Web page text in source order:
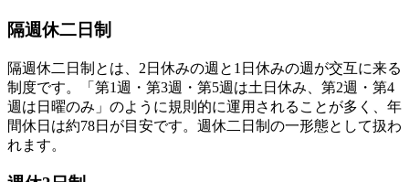
隔週休二日制
隔週休二日制とは、2日休みの週と1日休みの週が交互に来る
制度です。「第1週・第3週・第5週は土日休み、第2週・第4
週は日曜のみ」のように規則的に運用されることが多く、年
間休日は約78日が目安です。週休二日制の一形態として扱わ
れます。